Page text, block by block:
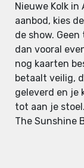
Nieuwe Kolk in
aanbod, kies
de show.
dan vooral
nog kaarten
betaalt veilig,
geleverd en je
tot aan je
The Sunshine